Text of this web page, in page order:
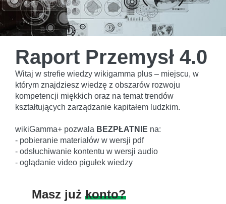
Raport Przemysł 4.0
Witaj w strefie wiedzy wikigamma plus – miejscu, w
którym znajdziesz wiedzę z obszarów rozwoju
kompetencji miękkich oraz na temat trendów
kształtujących zarządzanie kapitałem ludzkim.
wikiGamma+ pozwala BEZPŁATNIE na:
- pobieranie materiałów w wersji pdf
- odsłuchiwanie kontentu w wersji audio
- oglądanie video pigułek wiedzy
Masz już konto?